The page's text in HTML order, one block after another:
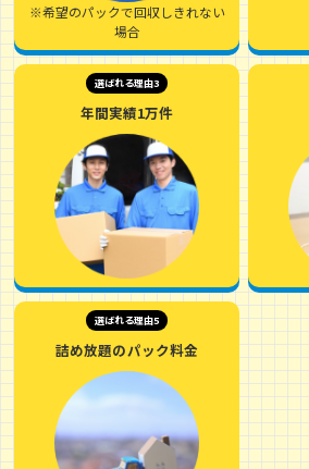
※希望のパックで回収しきれない
場合
選ばれる理由3
年間実績1万件
選ばれる理由5
詰め放題のパック料金